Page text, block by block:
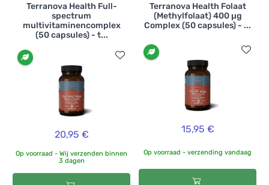
Terranova Health Full-
spectrum
multivitaminencomplex
(50 capsules) - t...
20,95 €
Op voorraad - Wij verzenden binnen
3 dagen
Terranova Health Folaat
(Methylfolaat) 400 µg
Complex (50 capsules) - ...
15,95 €
Op voorraad - verzending vandaag